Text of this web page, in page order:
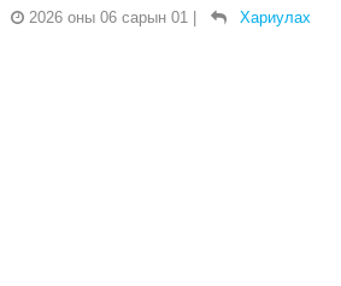
2026 оны 06 сарын 01
Хариулах